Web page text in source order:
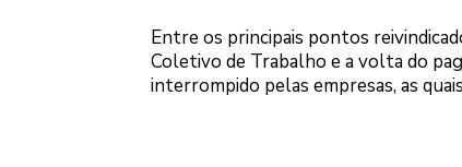
Entre os principais pontos
Coletivo de Trabalho e a volta do
interrompido pelas empresas, as